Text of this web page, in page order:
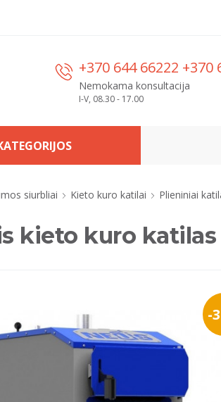
+370 644 66222 +370
Nemokama konsultacija
I-V, 08.30 - 17.00
siurbliai Kieto kuro katilai Plieniniai
kieto kuro katilas
-